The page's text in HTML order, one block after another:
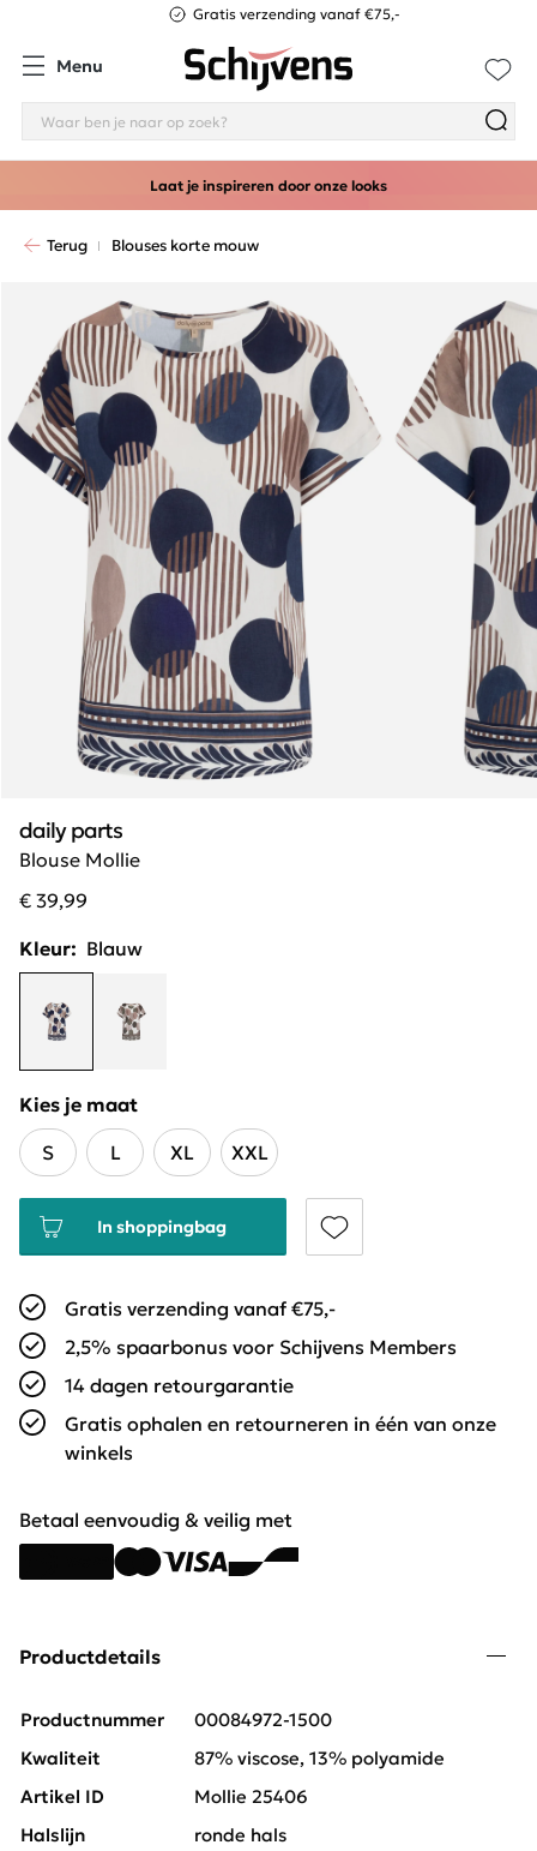
Gratis verzending vanaf €75,-
Menu
Laat je inspireren door onze looks
Terug Blouses korte mouw
Blouse Mollie
daily parts
€ 39,99
Kleur: Blauw
Kies je maat
S
L XL XXL
In shoppingbag
Gratis verzending vanaf €75,-
2,5% spaarbonus voor Schijvens Members
14 dagen retourgarantie
Gratis ophalen en retourneren in één van onze
winkels
Betaal eenvoudig & veilig met
Productdetails
Productnummer
00084972-1500
Kwaliteit
87% viscose, 13% polyamide
Artikel ID
Mollie 25406
Halslijn
ronde hals